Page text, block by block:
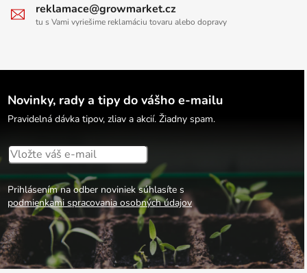
reklamace@growmarket.cz
tu s Vami vyriešime reklamáciu tovaru alebo dopravy
Novinky, rady a tipy do vášho e-mailu
Pravidelná dávka tipov, zliav a akcií. Žiadny spam.
Prihlásením na odber noviniek súhlasíte s
podmienkami spracovania osobných údajov